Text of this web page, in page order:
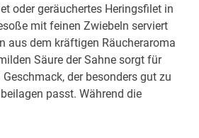
oder geräuchertes Heringsfilet in
mit feinen Zwiebeln serviert
aus dem kräftigen Räucheraroma
Säure der Sahne sorgt für
der besonders gut zu
passt. Während die